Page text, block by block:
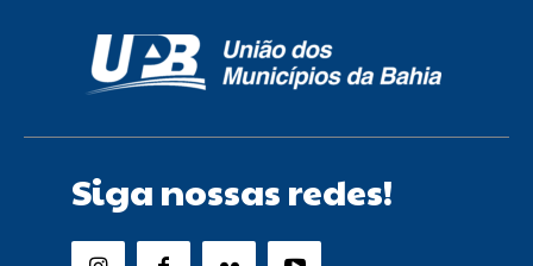
Siga nossas redes!